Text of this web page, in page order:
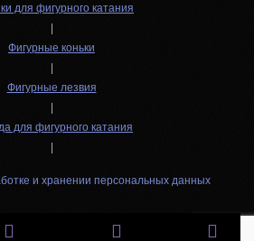
для фигурного катания
|
Фигурные коньки
|
Фигурные лезвия
|
для фигурного катания
|
и хранении персональных данных